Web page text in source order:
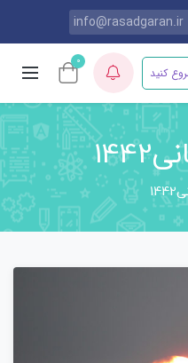
info@rasadgaran.ir
کنید
0